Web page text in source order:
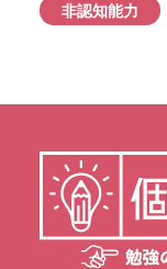
非認知能力